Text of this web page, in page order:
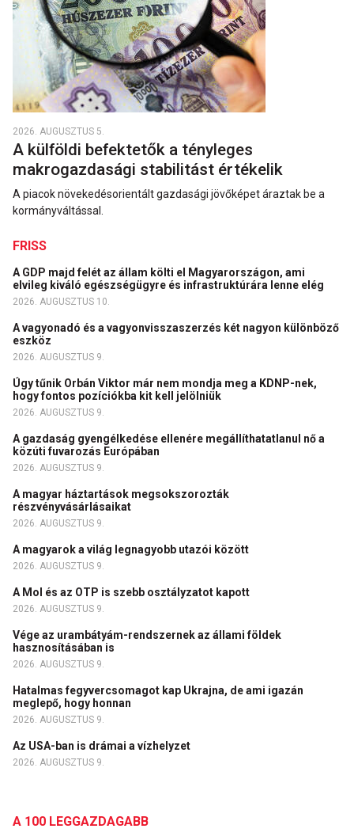
2026. AUGUSZTUS 5.
A külföldi befektetők a tényleges
makrogazdasági stabilitást értékelik
A piacok növekedésorientált gazdasági jövőképet áraztak be a
kormányváltással.
FRISS
A GDP majd felét az állam költi el Magyarországon, ami
elvileg kiváló egészségügyre és infrastruktúrára lenne elég
2026. AUGUSZTUS 10.
A vagyonadó és a vagyonvisszaszerzés két nagyon különböző
eszköz
2026. AUGUSZTUS 9.
Úgy tűnik Orbán Viktor már nem mondja meg a KDNP-nek,
hogy fontos pozíciókba kit kell jelölniük
2026. AUGUSZTUS 9.
A gazdaság gyengélkedése ellenére megállíthatatlanul nő a
közúti fuvarozás Európában
2026. AUGUSZTUS 9.
A magyar háztartások megsokszorozták
részvényvásárlásaikat
2026. AUGUSZTUS 9.
A magyarok a világ legnagyobb utazói között
2026. AUGUSZTUS 9.
A Mol és az OTP is szebb osztályzatot kapott
2026. AUGUSZTUS 9.
Vége az urambátyám-rendszernek az állami földek
hasznosításában is
2026. AUGUSZTUS 9.
Hatalmas fegyvercsomagot kap Ukrajna, de ami igazán
meglepő, hogy honnan
2026. AUGUSZTUS 9.
Az USA-ban is drámai a vízhelyzet
2026. AUGUSZTUS 9.
A 100 LEGGAZDAGABB